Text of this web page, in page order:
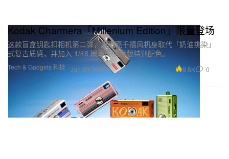
Tech & Gadgets 科技
Kodak Charmera「Millenium Edition」限量登场
这款盲盒钥匙扣相机第二弹，用高亮千禧风机身取代「奶油挑染」
式复古质感，并加入 1/48 概率的隐藏版特别配色。
Jun 30, 2026 9.5K 0